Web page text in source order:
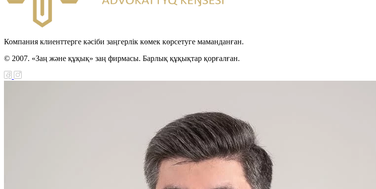
Компания клиенттерге кәсіби заңгерлік көмек көрсетуге маманданған.
© 2007. «Заң және құқық» заң фирмасы. Барлық құқықтар қорғалған.